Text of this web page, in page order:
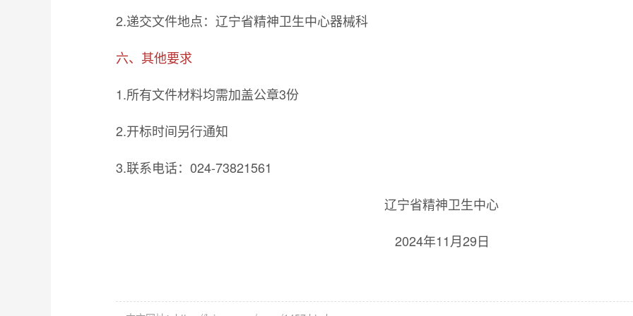
2.递交文件地点：辽宁省精神卫生中心器械科
六、其他要求
1.所有文件材料均需加盖公章3份
2.开标时间另行通知
3.联系电话：024-73821561
辽宁省精神卫生中心
2024年11月29日